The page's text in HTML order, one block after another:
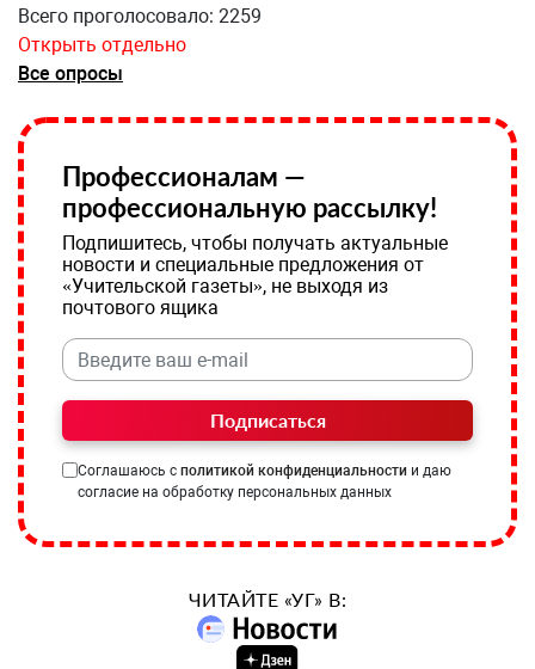
Всего проголосовало: 2259
Открыть отдельно
Все опросы
Профессионалам —
профессиональную рассылку!
Подпишитесь, чтобы получать актуальные
новости и специальные предложения от
«Учительской газеты», не выходя из
почтового ящика
Подписаться
Соглашаюсь с политикой конфиденциальности и даю
согласие на обработку персональных данных
ЧИТАЙТЕ «УГ» В: